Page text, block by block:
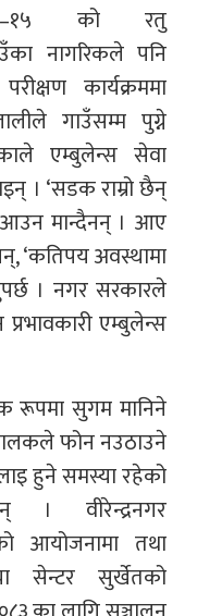
को रतु
नागरिकले पनि
कार्यक्रममा
गाउँसम्म पुग्ने
एम्बुलेन्स सेवा
। ‘सडक राम्रो छैन्
आउन मान्दैनन् । आए
‘कतिपय अवस्थामा
। नगर सरकारले
एम्बुलेन्स
रूपमा सुगम मानिने
फोन नउठाउने
हुने समस्या रहेको
। वीरेन्द्रनगर
आयोजनामा तथा
सेन्टर सुर्खेतको